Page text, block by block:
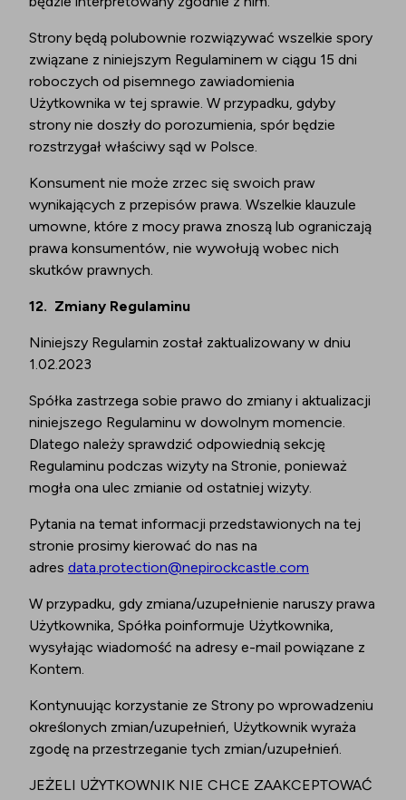
Strony będą polubownie rozwiązywać wszelkie spory
związane z niniejszym Regulaminem w ciągu 15 dni
roboczych od pisemnego zawiadomienia
Użytkownika w tej sprawie. W przypadku, gdyby
strony nie doszły do porozumienia, spór będzie
rozstrzygał właściwy sąd w Polsce.
Konsument nie może zrzec się swoich praw
wynikających z przepisów prawa. Wszelkie klauzule
umowne, które z mocy prawa znoszą lub ograniczają
prawa konsumentów, nie wywołują wobec nich
skutków prawnych.
12. Zmiany Regulaminu
Niniejszy Regulamin został zaktualizowany w dniu
1.02.2023
Spółka zastrzega sobie prawo do zmiany i aktualizacji
niniejszego Regulaminu w dowolnym momencie.
Dlatego należy sprawdzić odpowiednią sekcję
Regulaminu podczas wizyty na Stronie, ponieważ
mogła ona ulec zmianie od ostatniej wizyty.
Pytania na temat informacji przedstawionych na tej
stronie prosimy kierować do nas na
adres data.protection@nepirockcastle.com
W przypadku, gdy zmiana/uzupełnienie naruszy prawa
Użytkownika, Spółka poinformuje Użytkownika,
wysyłając wiadomość na adresy e-mail powiązane z
Kontem.
Kontynuując korzystanie ze Strony po wprowadzeniu
określonych zmian/uzupełnień, Użytkownik wyraża
zgodę na przestrzeganie tych zmian/uzupełnień.
JEŻELI UŻYTKOWNIK NIE CHCE ZAAKCEPTOWAĆ